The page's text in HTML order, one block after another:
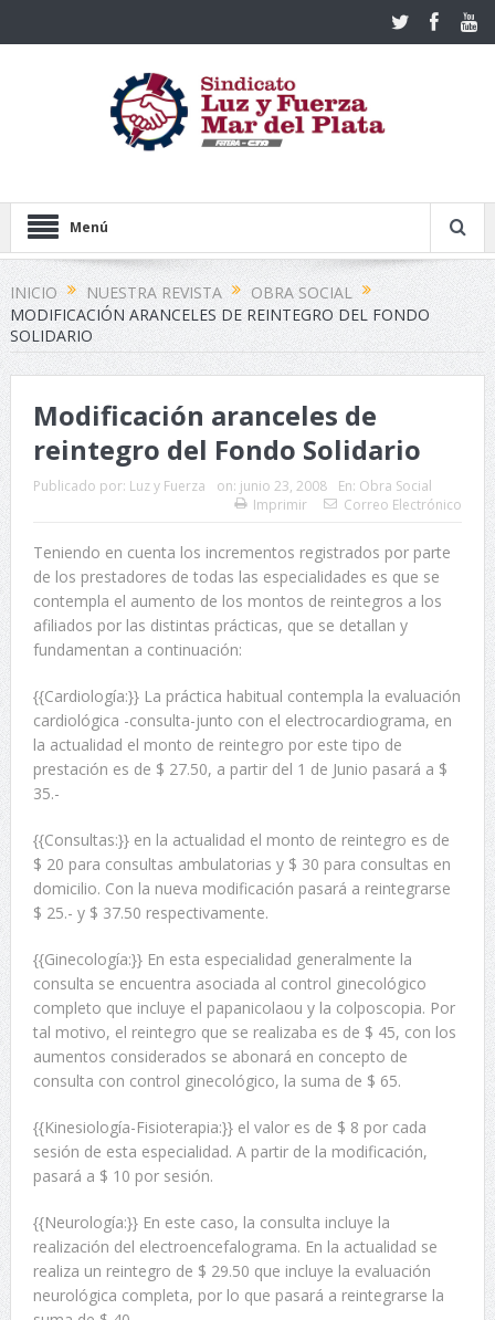
Menú
INICIO NUESTRA REVISTA
OBRA SOCIAL
MODIFICACIÓN ARANCELES DE REINTEGRO DEL FONDO
SOLIDARIO
Modificación aranceles de
reintegro del Fondo Solidario
Publicado por: Luz y Fuerza on: junio 23, 2008 En: Obra Social
Imprimir
Correo Electrónico
Teniendo en cuenta los incrementos registrados por parte
de los prestadores de todas las especialidades es que se
contempla el aumento de los montos de reintegros a los
afiliados por las distintas prácticas, que se detallan y
fundamentan a continuación:
{{Cardiología:}} La práctica habitual contempla la evaluación
cardiológica -consulta-junto con el electrocardiograma, en
la actualidad el monto de reintegro por este tipo de
prestación es de $ 27.50, a partir del 1 de Junio pasará a $
35.-
{{Consultas:}} en la actualidad el monto de reintegro es de
$ 20 para consultas ambulatorias y $ 30 para consultas en
domicilio. Con la nueva modificación pasará a reintegrarse
$ 25.- y $ 37.50 respectivamente.
{{Ginecología:}} En esta especialidad generalmente la
consulta se encuentra asociada al control ginecológico
completo que incluye el papanicolaou y la colposcopia. Por
tal motivo, el reintegro que se realizaba es de $ 45, con los
aumentos considerados se abonará en concepto de
consulta con control ginecológico, la suma de $ 65.
{{Kinesiología-Fisioterapia:}} el valor es de $ 8 por cada
sesión de esta especialidad. A partir de la modificación,
pasará a $ 10 por sesión.
{{Neurología:}} En este caso, la consulta incluye la
realización del electroencefalograma. En la actualidad se
realiza un reintegro de $ 29.50 que incluye la evaluación
neurológica completa, por lo que pasará a reintegrarse la